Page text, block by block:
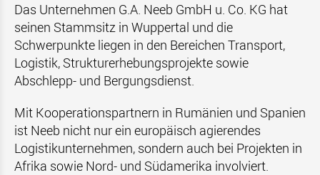
Das Unternehmen G.A. Neeb GmbH u. Co. KG hat
seinen Stammsitz in Wuppertal und die
Schwerpunkte liegen in den Bereichen Transport,
Logistik, Strukturerhebungsprojekte sowie
Abschlepp- und Bergungsdienst.
Mit Kooperationspartnern in Rumänien und Spanien
ist Neeb nicht nur ein europäisch agierendes
Logistikunternehmen, sondern auch bei Projekten in
Afrika sowie Nord- und Südamerika involviert.